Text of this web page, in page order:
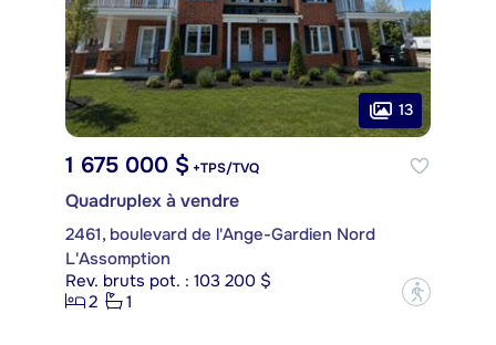
13
1 675 000 $ +TPS/TVQ
Quadruplex à vendre
2461, boulevard de l'Ange-Gardien Nord
L'Assomption
Rev. bruts pot. : 103 200 $
2
1 ?